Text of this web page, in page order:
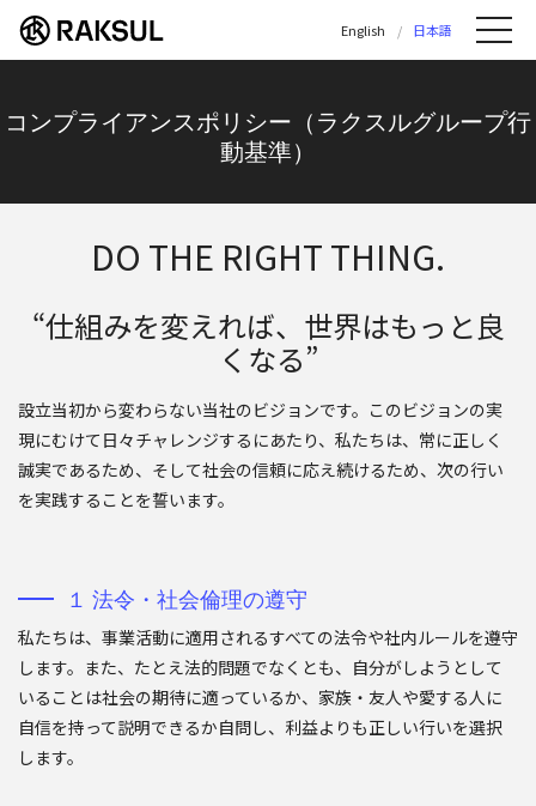
ラクスル株式会社 | ラクスル株式会社の公
English 日本語
コンプライアンスポリシー（ラクスルグループ行
動基準）
DO THE RIGHT THING.
“仕組みを変えれば、世界はもっと良
くなる”
設立当初から変わらない当社のビジョンです。このビジョンの実
現にむけて日々チャレンジするにあたり、私たちは、常に正しく
誠実であるため、そして社会の信頼に応え続けるため、次の行い
を実践することを誓います。
１ 法令・社会倫理の遵守
私たちは、事業活動に適用されるすべての法令や社内ルールを遵守
します。また、たとえ法的問題でなくとも、自分がしようとして
いることは社会の期待に適っているか、家族・友人や愛する人に
自信を持って説明できるか自問し、利益よりも正しい行いを選択
します。